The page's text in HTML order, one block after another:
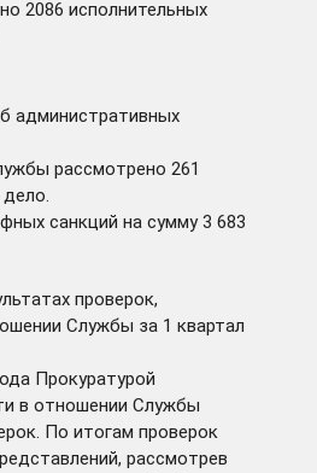
2086 исполнительных
административных
рассмотрено 261
санкций на сумму 3 683
проверок,
Службы за 1 квартал
Прокуратурой
в отношении Службы
По итогам проверок
рассмотрев